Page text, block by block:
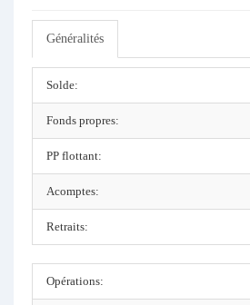
Généralités
Solde:
Fonds propres:
PP flottant:
Acomptes:
Retraits:
Opérations: